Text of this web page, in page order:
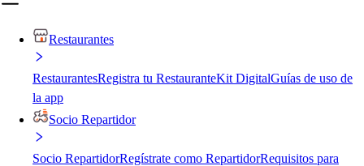
Restaurantes
RestaurantesRegistra tu RestauranteKit DigitalGuías de uso de
la app
Socio Repartidor
Socio RepartidorRegístrate como RepartidorRequisitos para